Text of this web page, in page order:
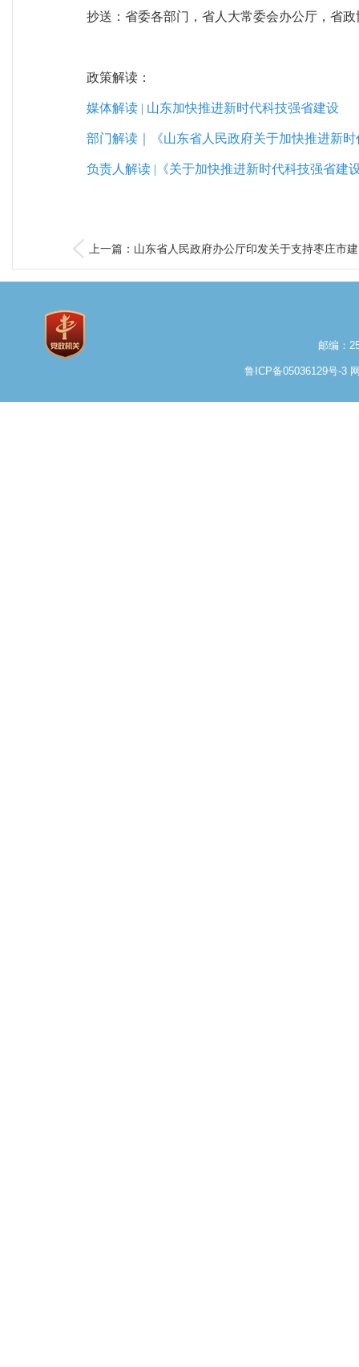
抄送：省委各部门，省人大常委会办公厅，省
政策解读：
媒体解读 | 山东加快推进新时代科技强省建设
部门解读｜《山东省人民政府关于加快推进新
负责人解读 |《关于加快推进新时代科技强省建
上一篇：山东省人民政府办公厅印发关于支持枣庄市
邮编：
鲁ICP备05036129号-3